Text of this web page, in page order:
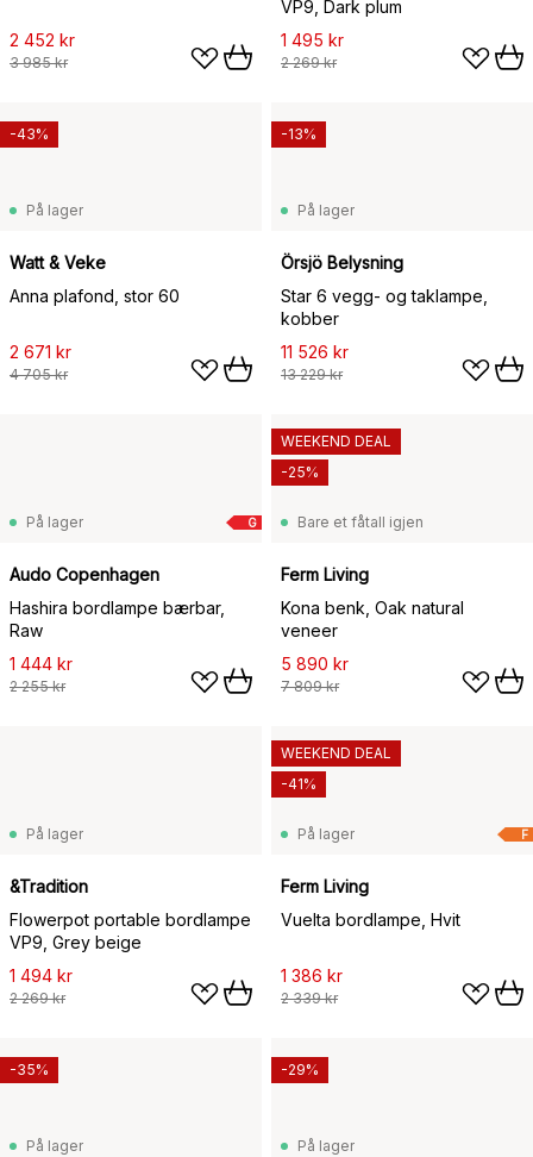
2 452 kr
3 985 kr
VP9, Dark plum
1 495 kr
2 269 kr
På lager
Watt & Veke
Anna plafond, stor 60
2 671 kr
4 705 kr
-43%
På lager
Örsjö Belysning
Star 6 vegg- og taklampe,
kobber
11 526 kr
13 229 kr
-13%
G
På lager
Audo Copenhagen
Hashira bordlampe bærbar,
Raw
1 444 kr
2 255 kr
Bare et fåtall igjen
Ferm Living
Kona benk, Oak natural
veneer
5 890 kr
7 809 kr
WEEKEND DEAL
-25%
På lager
&Tradition
Flowerpot portable bordlampe
VP9, Grey beige
1 494 kr
2 269 kr
F
På lager
Ferm Living
Vuelta bordlampe, Hvit
1 386 kr
2 339 kr
WEEKEND DEAL
-41%
På lager
-35%
På lager
-29%